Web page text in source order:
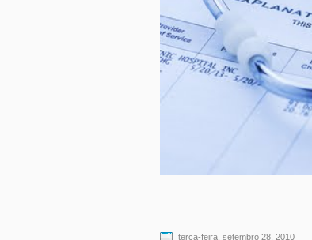
terça-feira, setembro 28, 2010